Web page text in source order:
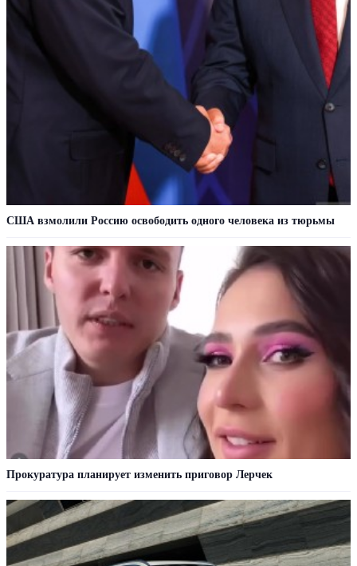
США взмолили Россию освободить одного человека из тюрьмы
Прокуратура планирует изменить приговор Лерчек